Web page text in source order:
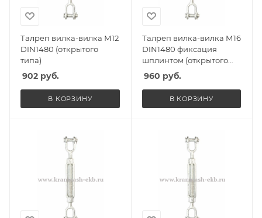
Талреп вилка-вилка М12
DIN1480 (открытого
типа)
902 руб.
В КОРЗИНУ
Талреп вилка-вилка М16
DIN1480 фиксация
шплинтом (открытого
типа)
960 руб.
В КОРЗИНУ